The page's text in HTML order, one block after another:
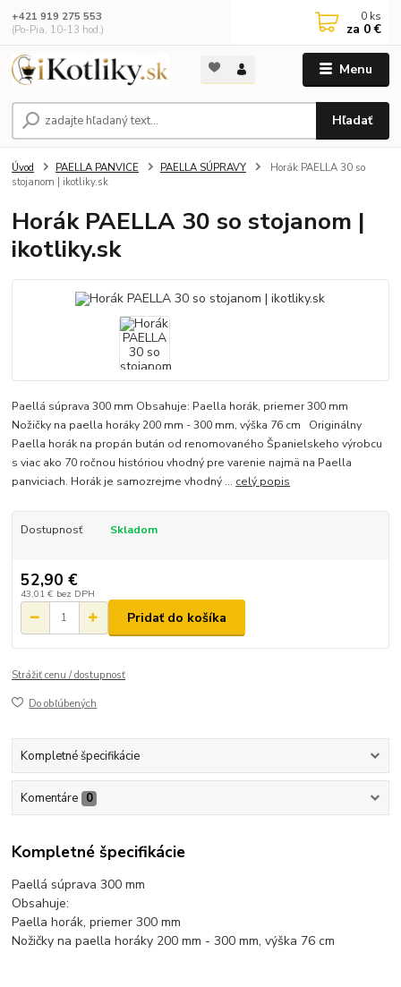
Menu
Hľadať
+421 919 275 553
(Po-Pia, 10-13 hod.)
0 ks
za 0 €
Úvod PAELLA PANVICE PAELLA SÚPRAVY
Horák PAELLA 30 so
stojanom | ikotliky.sk
Horák PAELLA 30 so stojanom |
ikotliky.sk
Paellá súprava 300 mm Obsahuje: Paella horák, priemer 300 mm
Nožičky na paella horáky 200 mm - 300 mm, výška 76 cm Originálny
Paella horák na propán bután od renomovaného Španielskeho výrobcu
s viac ako 70 ročnou históriou vhodný pre varenie najmä na Paella
panviciach. Horák je samozrejme vhodný ... celý popis
Dostupnosť Skladom
52,90 €
43,01 € bez DPH
Pridať do košíka
Strážiť cenu / dostupnosť
Do obľúbených
Kompletné špecifikácie
Komentáre 0
Kompletné špecifikácie
Paellá súprava 300 mm
Obsahuje:
Paella horák, priemer 300 mm
Nožičky na paella horáky 200 mm - 300 mm, výška 76 cm